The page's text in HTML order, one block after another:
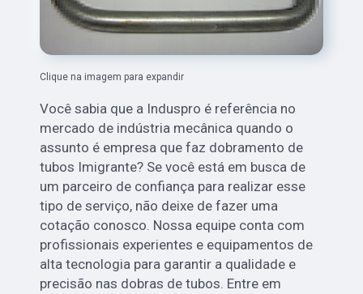
Clique na imagem para expandir
Você sabia que a Induspro é referência no
mercado de indústria mecânica quando o
assunto é empresa que faz dobramento de
tubos Imigrante? Se você está em busca de
um parceiro de confiança para realizar esse
tipo de serviço, não deixe de fazer uma
cotação conosco. Nossa equipe conta com
profissionais experientes e equipamentos de
alta tecnologia para garantir a qualidade e
precisão nas dobras de tubos. Entre em